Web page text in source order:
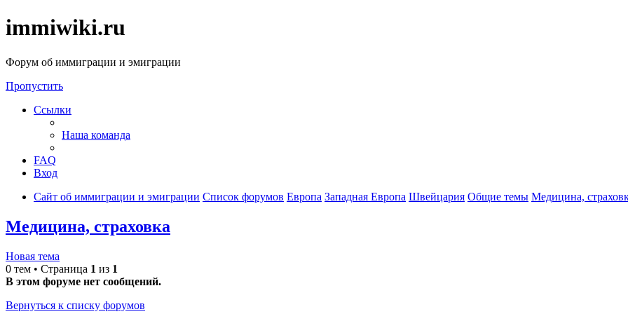
immiwiki.ru
Форум об иммиграции и эмиграции
Пропустить
Ссылки
Наша команда
FAQ
Вход
Сайт об иммиграции и эмиграции Список форумов Европа Западная Европа Швейцария Общие темы Медицина,
Медицина, страховка
Новая тема
0 тем • Страница 1 из 1
В этом форуме нет сообщений.
Вернуться к списку форумов